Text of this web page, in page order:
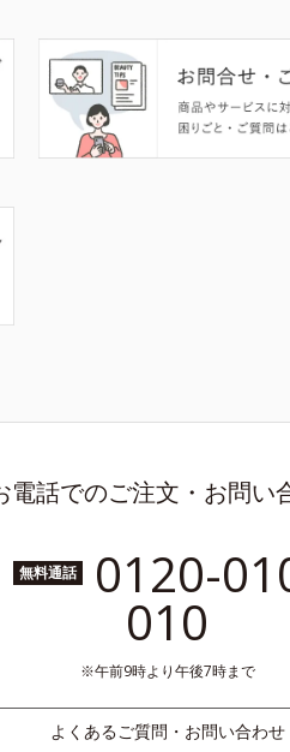
電話でのご注文・お問い
無料通話 0120-
010
午前9時より午後7時まで
よくあるご質問・お問い合わせ